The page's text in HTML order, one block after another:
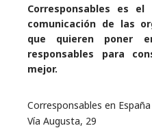
Corresponsables es
comunicación de las
que quieren poner
responsables para
mejor.
Corresponsables en España
Vía Augusta, 29